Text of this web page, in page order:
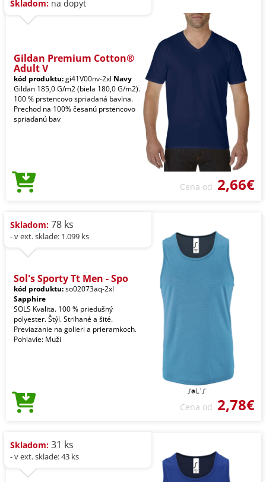
Skladom: na dopyt
Gildan Premium Cotton®
Adult V
kód produktu:gi41V00nv-2xl Navy
Gildan 185,0 G/m2 (biela 180,0 G/m2).
100 % prstencovo spriadaná bavlna.
Prechod na 100% česanú prstencovo
spriadanú bav
Cena od 2,66€
Skladom: 78 ks
- v ext. sklade: 1.099 ks
Sol's Sporty Tt Men - Spo
kód produktu:so02073aq-2xl
Sapphire
SOLS Kvalita. 100 % priedušný
polyester. Štýl. Strihané a šité.
Previazanie na golieri a prieramkoch.
Pohlavie: Muži
Cena od 2,78€
Skladom: 31 ks
- v ext. sklade: 43 ks